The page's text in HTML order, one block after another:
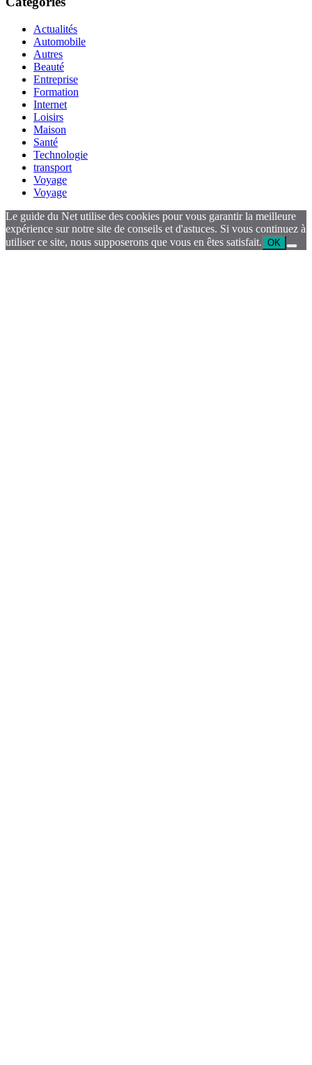
Actualités
Automobile
Autres
Beauté
Entreprise
Formation
Internet
Loisirs
Maison
Santé
Technologie
transport
Voyage
Voyage
Le guide du Net utilise des cookies pour vous garantir la meilleure
expérience sur notre site de conseils et d'astuces. Si vous continuez à
utiliser ce site, nous supposerons que vous en êtes satisfait. OK